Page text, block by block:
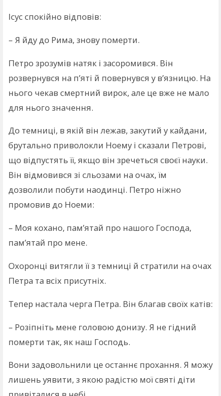
Ісус спокійно відповів:
– Я йду до Рима, знову померти.
Петро зрозумів натяк і засоромився. Він
розвернувся на п’яті й повернувся у в’язницю. На
нього чекав смертний вирок, але це вже не мало
для нього значення.
До темниці, в якій він лежав, закутий у кайдани,
брутально приволокли Ноему і сказали Петрові,
що відпустять її, якщо він зречеться своєї науки.
Він відмовився зі сльозами на очах, їм
дозволили побути наодинці. Петро ніжно
промовив до Ноеми:
– Моя кохано, пам’ятай про нашого Господа,
пам’ятай про мене.
Охоронці витягли її з темниці й стратили на очах
Петра та всіх присутніх.
Тепер настала черга Петра. Він благав своїх катів:
– Розіпніть мене головою донизу. Я не гідний
померти так, як наш Господь.
Вони задовольнили це останнє прохання. Я можу
лишень уявити, з якою радістю мої святі діти